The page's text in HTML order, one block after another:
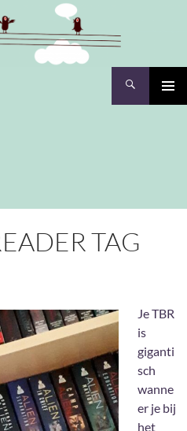
TAG
Je TBR
is
giganti
sch
wanne
er je bij
het